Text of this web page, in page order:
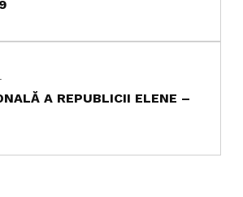
A REPUBLICII ELENE –